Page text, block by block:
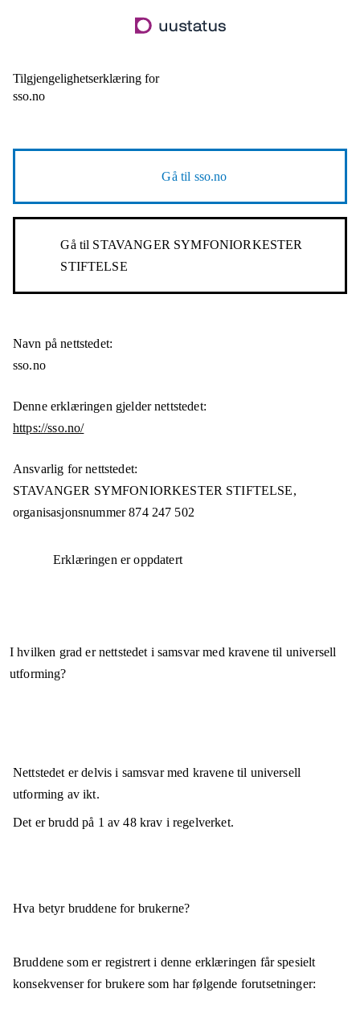
til
Tilgjengelighetserklæring for
sso.no
Gå til sso.no
Gå til STAVANGER SYMFONIORKESTER
STIFTELSE
Navn på nettstedet:
sso.no
Denne erklæringen gjelder nettstedet:
https://sso.no/
Ansvarlig for nettstedet:
STAVANGER SYMFONIORKESTER STIFTELSE,
organisasjonsnummer 874 247 502
Erklæringen er oppdatert
I hvilken grad er nettstedet i samsvar med kravene til universell
utforming?
Nettstedet erdelvis i samsvarmed kravene til universell
utforming av ikt.
Det er brudd på 1 av48krav i regelverket.
Hva betyr bruddene for brukerne?
Bruddene som er registrert i denne erklæringen får spesielt
konsekvenser for brukere som har følgende forutsetninger: